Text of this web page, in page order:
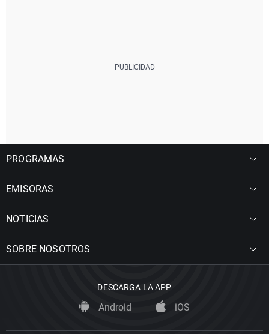
PROGRAMAS
EMISORAS
NOTICIAS
SOBRE NOSOTROS
DESCARGA LA APP
Android iOS